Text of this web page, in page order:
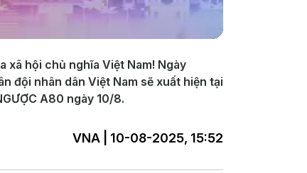
xã hội chủ nghĩa Việt Nam! Ngày
đội nhân dân Việt Nam sẽ xuất hiện tại
A80 ngày 10/8.
VNA | 10-08-2025, 15:52